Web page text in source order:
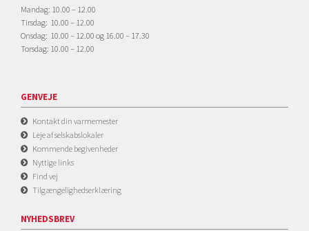
Mandag: 10.00 – 12.00
Tirsdag: 10.00 – 12.00
Onsdag: 10.00 – 12.00 og 16.00 – 17.30
Torsdag: 10.00 – 12.00
GENVEJE
Kontakt din varmemester
Leje af selskabslokaler
Kommende begivenheder
Nyttige links
Find vej
Tilgængelighedserklæring
NYHEDSBREV